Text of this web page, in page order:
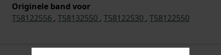
Originele band voor
T58122556 , T58132550 , T58122530 , T58122550